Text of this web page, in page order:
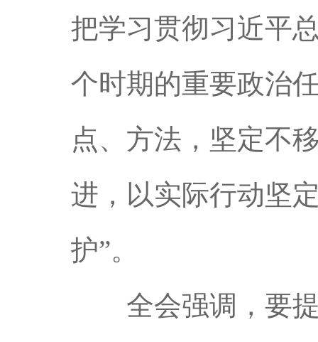
把学习贯彻习近平
个时期的重要政治
点、方法，坚定不
进，以实际行动坚
护”。
全会强调，要提